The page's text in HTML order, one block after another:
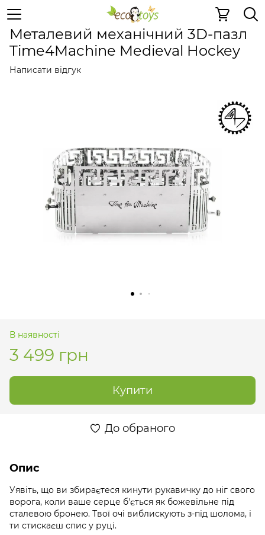
Металеві механічні 3D-пазли
Металевий механічний 3D-пазл
Time4Machine Medieval Hockey
Написати відгук
В наявності
3 499 грн
Купити
До обраного
Опис
Уявіть, що ви збираєтеся кинути рукавичку до ніг свого
ворога, коли ваше серце б'ється як божевільне під
сталевою бронею. Твої очі виблискують з-під шолома, і
ти стискаєш спис у руці.